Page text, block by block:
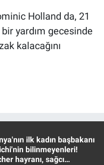
Holland da, 21
bir yardım gecesinde
kalacağını
ilk kadın başbakanı
bilinmeyenleri!
hayranı, sağcı